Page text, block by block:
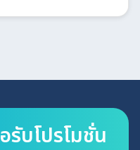
บโปรโมชั่น